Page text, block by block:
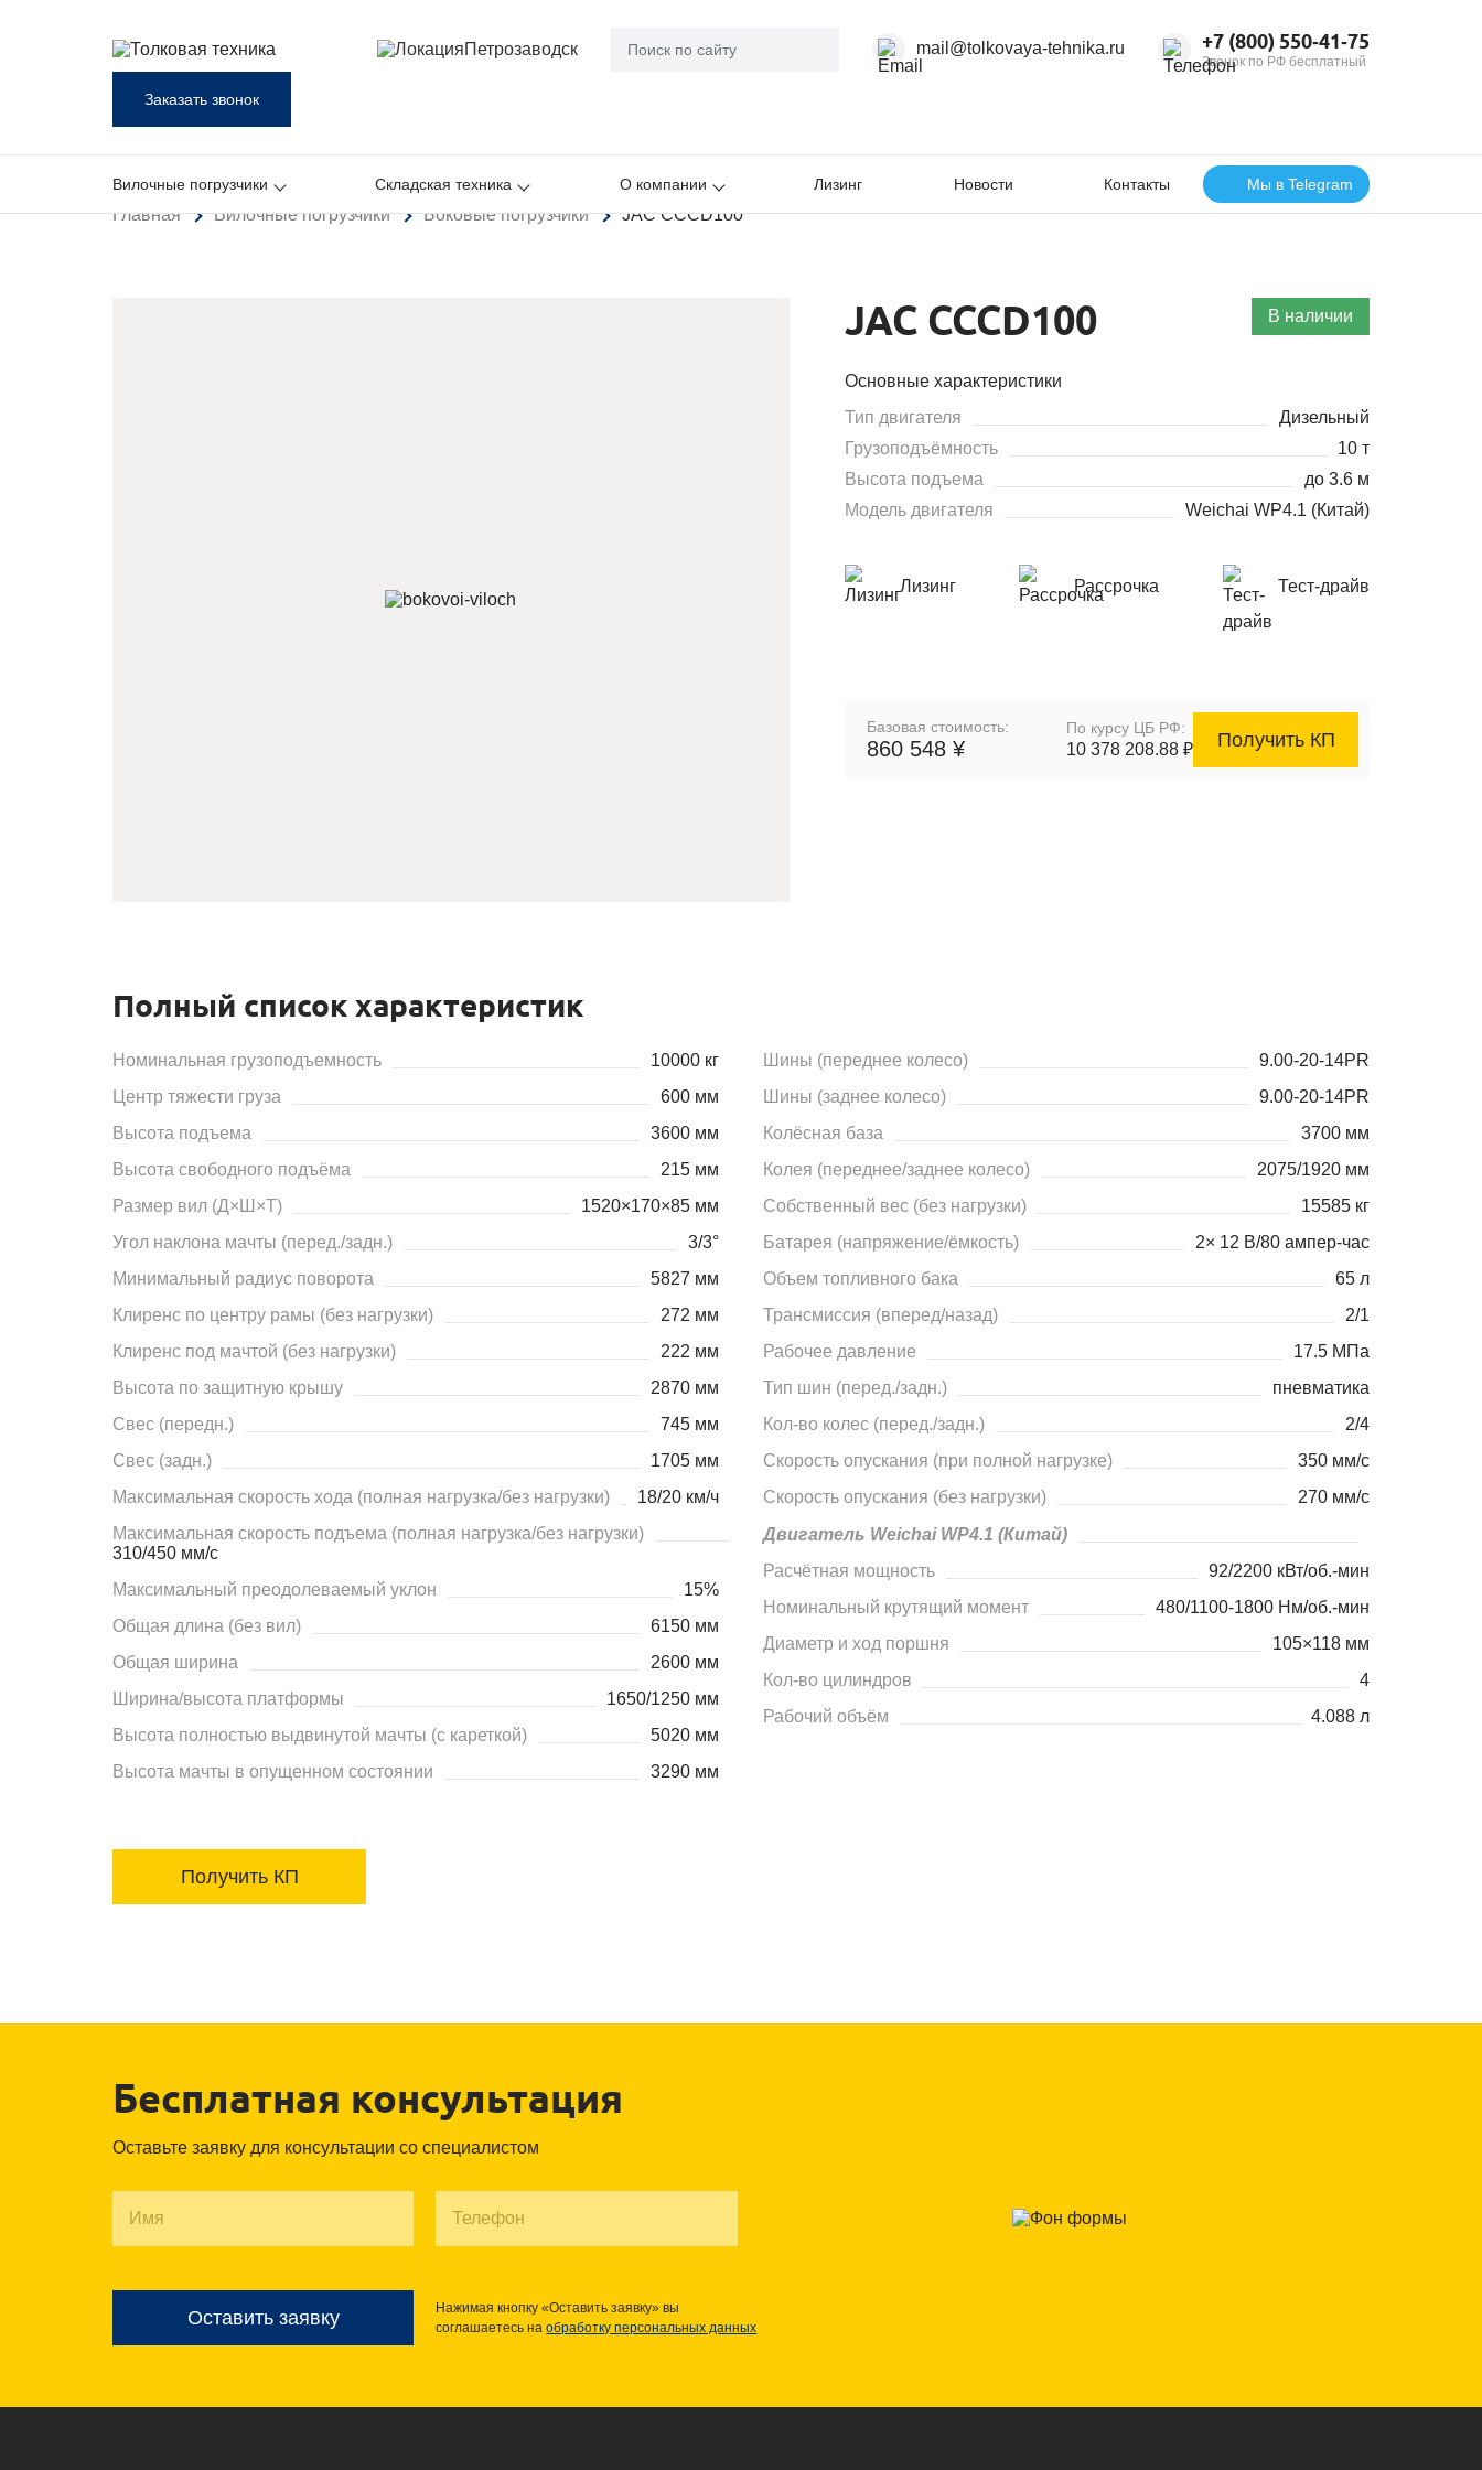
Петрозаводск mail@tolkovaya-tehnika.ru +7 (800) 550‑41‑75
Звонок по РФ бесплатный
Заказать звонок
Вилочные погрузчики Складская техника О компании Лизинг Новости Контакты Мы в Telegram
Главная Вилочные погрузчики Боковые погрузчики JAC CCCD100
В наличии
JAC CCCD100
Основные характеристики
Тип двигателя
Дизельный
Грузоподъёмность
10 т
Высота подъема
до 3.6 м
Модель двигателя
Weichai WP4.1 (Китай)
Лизинг Рассрочка Тест-драйв
Базовая стоимость:
860 548 ¥
По курсу ЦБ РФ:
10 378 208.88 ₽ Получить КП
Полный список характеристик
Номинальная грузоподъемность
10000 кг
Центр тяжести груза
600 мм
Высота подъема
3600 мм
Высота свободного подъёма
215 мм
Размер вил (Д×Ш×Т)
1520×170×85 мм
Угол наклона мачты (перед./задн.)
3/3°
Минимальный радиус поворота
5827 мм
Клиренс по центру рамы (без нагрузки)
272 мм
Клиренс под мачтой (без нагрузки)
222 мм
Высота по защитную крышу
2870 мм
Свес (передн.)
745 мм
Свес (задн.)
1705 мм
Максимальная скорость хода (полная нагрузка/без нагрузки)
18/20 км/ч
Максимальная скорость подъема (полная нагрузка/без нагрузки)
310/450 мм/с
Максимальный преодолеваемый уклон
15%
Общая длина (без вил)
6150 мм
Общая ширина
2600 мм
Ширина/высота платформы
1650/1250 мм
Высота полностью выдвинутой мачты (с кареткой)
5020 мм
Высота мачты в опущенном состоянии
3290 мм
Шины (переднее колесо)
9.00-20-14PR
Шины (заднее колесо)
9.00-20-14PR
Колёсная база
3700 мм
Колея (переднее/заднее колесо)
2075/1920 мм
Собственный вес (без нагрузки)
15585 кг
Батарея (напряжение/ёмкость)
2× 12 В/80 ампер-час
Объем топливного бака
65 л
Трансмиссия (вперед/назад)
2/1
Рабочее давление
17.5 МПа
Тип шин (перед./задн.)
пневматика
Кол-во колес (перед./задн.)
2/4
Скорость опускания (при полной нагрузке)
350 мм/с
Скорость опускания (без нагрузки)
270 мм/с
Двигатель Weichai WP4.1 (Китай)
Расчётная мощность
92/2200 кВт/об.-мин
Номинальный крутящий момент
480/1100-1800 Нм/об.-мин
Диаметр и ход поршня
105×118 мм
Кол-во цилиндров
4
Рабочий объём
4.088 л
Получить КП
Бесплатная консультация
Оставьте заявку для консультации со специалистом
Оставить заявку
Нажимая кнопку «Оставить заявку» вы
соглашаетесь наобработку персональных данных